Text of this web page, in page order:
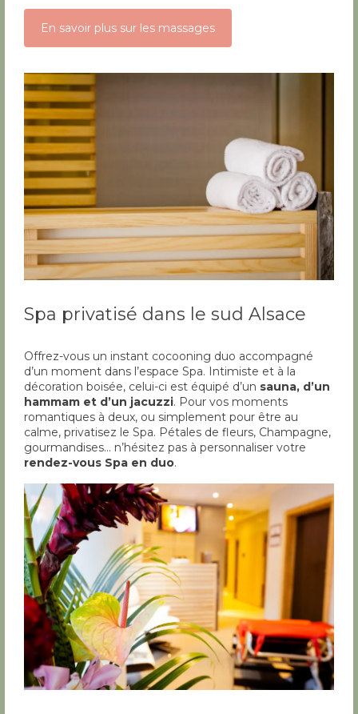
En savoir plus sur les massages
Spa privatisé dans le sud Alsace
Offrez-vous un instant cocooning duo accompagné
d’un moment dans l’espace Spa. Intimiste et à la
décoration boisée, celui-ci est équipé d’un sauna, d’un
hammam et d’un jacuzzi. Pour vos moments
romantiques à deux, ou simplement pour être au
calme, privatisez le Spa. Pétales de fleurs, Champagne,
gourmandises… n’hésitez pas à personnaliser votre
rendez-vous Spa en duo.